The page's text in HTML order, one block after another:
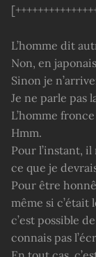
L’homme dit
Non, en
Sinon je
Je ne parle pas
L’homme
Hmm.
Pour l’instant, il
ce que je
Pour être
même si c’était
c’est possible
connais pas